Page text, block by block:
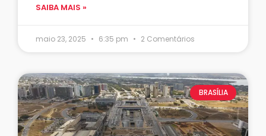
SAIBA MAIS »
maio 23, 2025 6:35 pm 2 Comentários
BRASÍLIA